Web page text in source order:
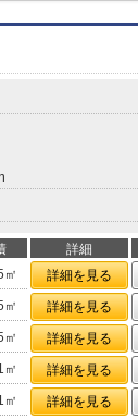
詳細
㎡ 詳細を見る
㎡ 詳細を見る
㎡ 詳細を見る
㎡ 詳細を見る
㎡ 詳細を見る